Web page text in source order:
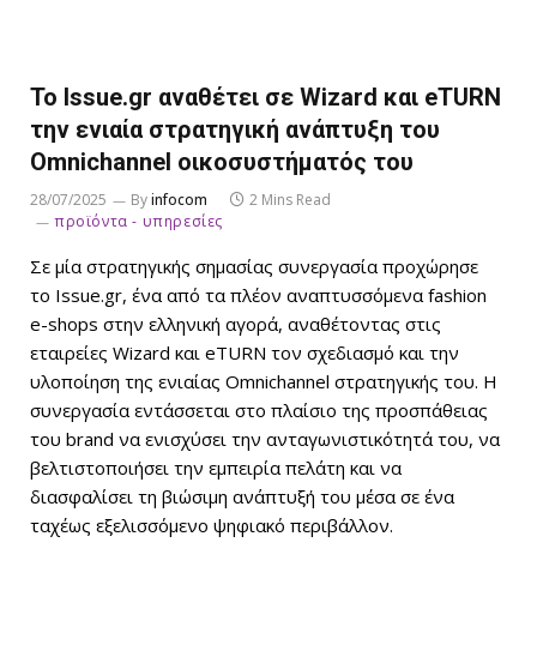
Το Issue.gr αναθέτει σε Wizard και eTURN
την ενιαία στρατηγική ανάπτυξη του
Omnichannel οικοσυστήματός του
28/07/2025 Byinfocom
2 Mins Read
προϊόντα - υπηρεσίες
Σε μία στρατηγικής σημασίας συνεργασία προχώρησε
το Issue.gr, ένα από τα πλέον αναπτυσσόμενα fashion
e-shops στην ελληνική αγορά, αναθέτοντας στις
εταιρείες Wizard και eTURN τον σχεδιασμό και την
υλοποίηση της ενιαίας Omnichannel στρατηγικής του. Η
συνεργασία εντάσσεται στο πλαίσιο της προσπάθειας
του brand να ενισχύσει την ανταγωνιστικότητά του, να
βελτιστοποιήσει την εμπειρία πελάτη και να
διασφαλίσει τη βιώσιμη ανάπτυξή του μέσα σε ένα
ταχέως εξελισσόμενο ψηφιακό περιβάλλον.